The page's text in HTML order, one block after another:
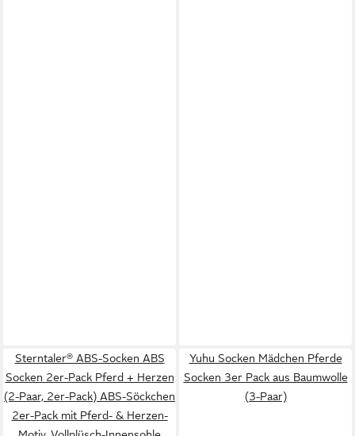
Sterntaler® ABS-Socken ABS
Socken 2er-Pack Pferd + Herzen
(2-Paar, 2er-Pack) ABS-Söckchen
2er-Pack mit Pferd- & Herzen-
Yuhu Socken Mädchen Pferde
Socken 3er Pack aus Baumwolle
(3-Paar)